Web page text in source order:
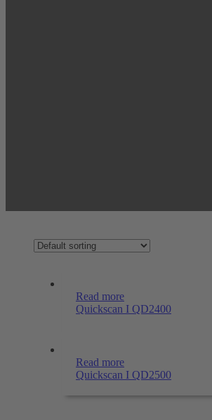
Read more
Quickscan I QD2400
Read more
Quickscan I QD2500